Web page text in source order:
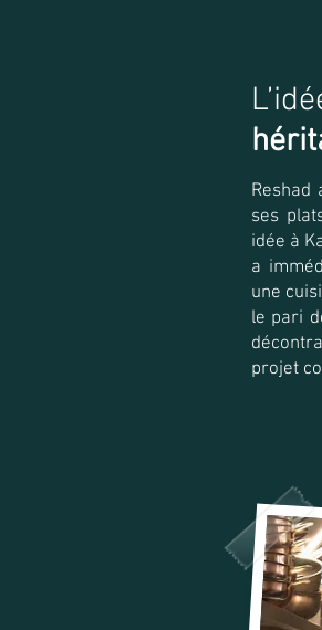
ses
idée à
a
une
le pari
projet